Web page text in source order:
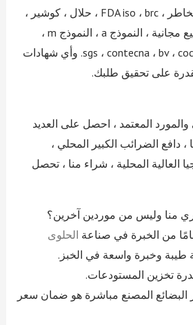
ج: لدينا نظام تحليل المخاطر ، FDA iso ، brc ، حلال ، كوشير ،
شهادة صحية ، شهادة بيع مجانية ، النموذج a ، النموذج m ،
النموذج f ، قبول sgs ، contecna ، bv ، coc test. وأي شهادات
على تحقيق طلبك.
المعتمد ، احصل على العديد
دافع الضرائب الكبير المحلي ،
العالية المحلية ، شراء منا ، تحصل
منا وليس من موردين آخرين؟
الحلوى
طيبة وخبرة واسعة في الخبز.
المصنع مباشرة هو ضمان سعر